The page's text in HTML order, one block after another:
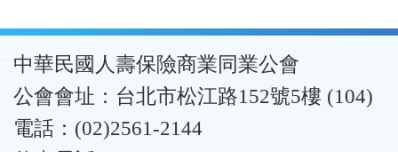
:::中華民國人壽保險商業同業公會
公會會址：台北市松江路152號5樓 (104)
電話：(02)2561-2144